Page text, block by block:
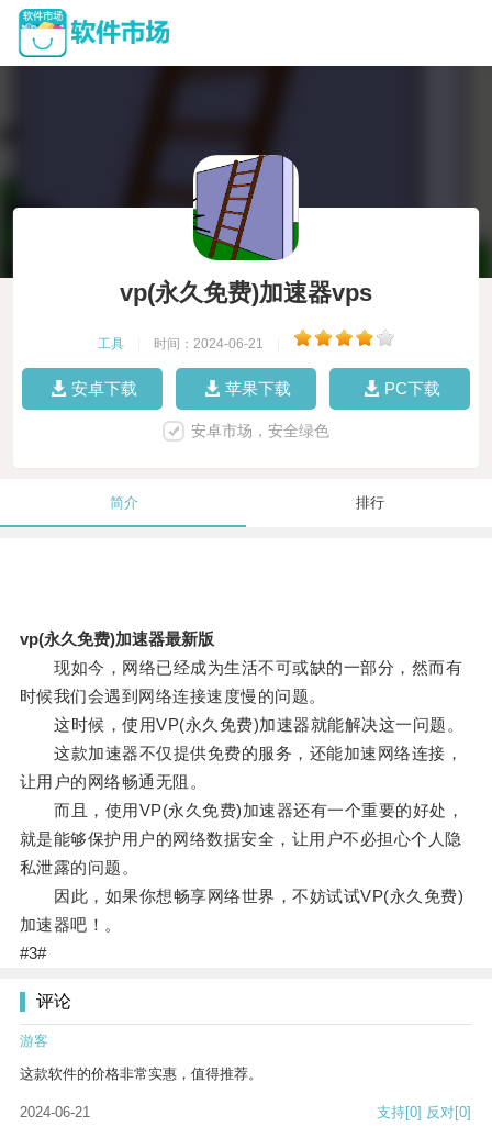
vp(永久免费)加速器vps
工具 时间：2024-06-21
安卓下载 苹果下载 PC下载
安卓市场，安全绿色
简介 排行
vp(永久免费)加速器最新版
现如今，网络已经成为生活不可或缺的一部分，然而有
时候我们会遇到网络连接速度慢的问题。
这时候，使用VP(永久免费)加速器就能解决这一问题。
这款加速器不仅提供免费的服务，还能加速网络连接，
让用户的网络畅通无阻。
而且，使用VP(永久免费)加速器还有一个重要的好处，
就是能够保护用户的网络数据安全，让用户不必担心个人隐
私泄露的问题。
因此，如果你想畅享网络世界，不妨试试VP(永久免费)
加速器吧！。
#3#
评论
游客
这款软件的价格非常实惠，值得推荐。
2024-06-21 支持[0] 反对[0]